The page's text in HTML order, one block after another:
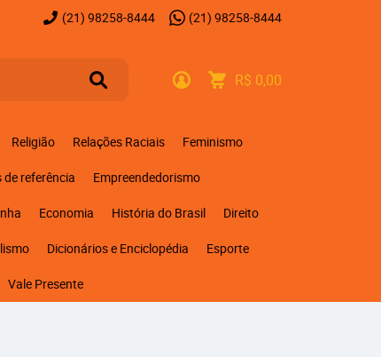
(21) 98258-8444 (21) 98258-8444
R$ 0,00
Religião Relações Raciais Feminismo
de referência Empreendedorismo
Economia História do Brasil Direito
Dicionários e Enciclopédia Esporte
Vale Presente